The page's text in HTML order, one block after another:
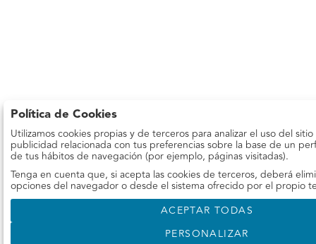
Política de Cookies
Utilizamos cookies propias y de terceros para analizar el uso del
publicidad relacionada con tus preferencias sobre la base de un
de tus hábitos de navegación (por ejemplo, páginas visitadas).
Tenga en cuenta que, si acepta las cookies de terceros, deberá
opciones del navegador o desde el sistema ofrecido por el propio
ACEPTAR TODAS
PERSONALIZAR